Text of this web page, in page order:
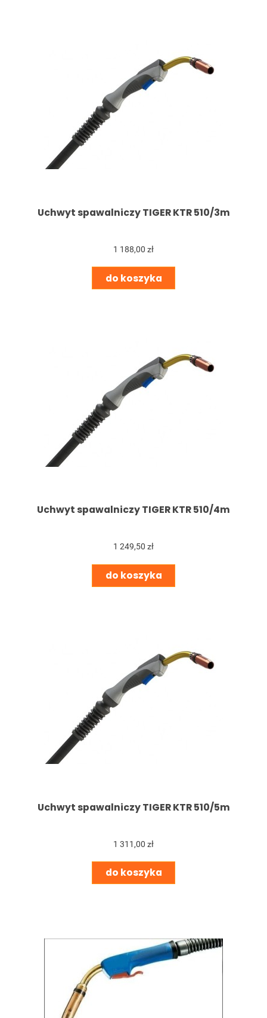
Uchwyt spawalniczy TIGER KTR 510/3m
1 188,00 zł
do koszyka
Uchwyt spawalniczy TIGER KTR 510/4m
1 249,50 zł
do koszyka
Uchwyt spawalniczy TIGER KTR 510/5m
1 311,00 zł
do koszyka